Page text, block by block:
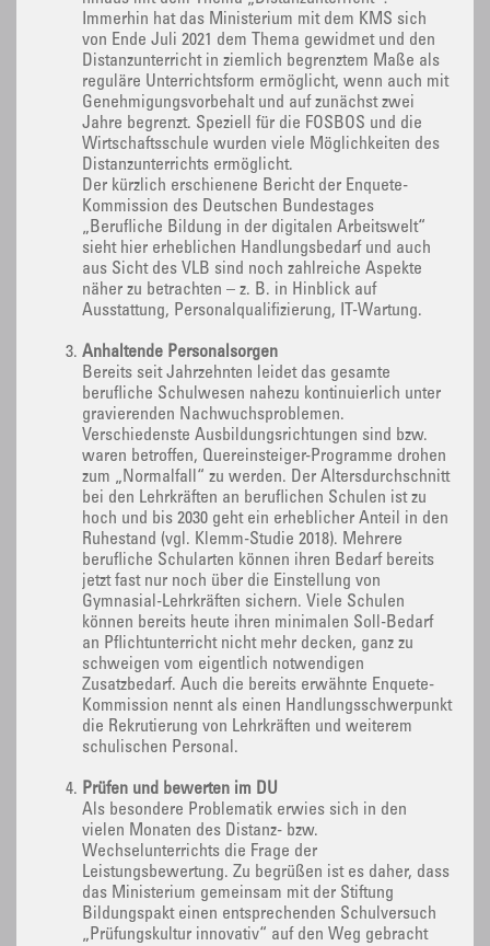
Immerhin hat das Ministerium mit dem KMS sich
von Ende Juli 2021 dem Thema gewidmet und den
Distanzunterricht in ziemlich begrenztem Maße als
reguläre Unterrichtsform ermöglicht, wenn auch mit
Genehmigungsvorbehalt und auf zunächst zwei
Jahre begrenzt. Speziell für die FOSBOS und die
Wirtschaftsschule wurden viele Möglichkeiten des
Distanzunterrichts ermöglicht.
Der kürzlich erschienene Bericht der Enquete-
Kommission des Deutschen Bundestages
„Berufliche Bildung in der digitalen Arbeitswelt“
sieht hier erheblichen Handlungsbedarf und auch
aus Sicht des VLB sind noch zahlreiche Aspekte
näher zu betrachten – z. B. in Hinblick auf
Ausstattung, Personalqualifizierung, IT-Wartung.
Anhaltende Personalsorgen
Bereits seit Jahrzehnten leidet das gesamte
berufliche Schulwesen nahezu kontinuierlich unter
gravierenden Nachwuchsproblemen.
Verschiedenste Ausbildungsrichtungen sind bzw.
waren betroffen, Quereinsteiger-Programme drohen
zum „Normalfall“ zu werden. Der Altersdurchschnitt
bei den Lehrkräften an beruflichen Schulen ist zu
hoch und bis 2030 geht ein erheblicher Anteil in den
Ruhestand (vgl. Klemm-Studie 2018). Mehrere
berufliche Schularten können ihren Bedarf bereits
jetzt fast nur noch über die Einstellung von
Gymnasial-Lehrkräften sichern. Viele Schulen
können bereits heute ihren minimalen Soll-Bedarf
an Pflichtunterricht nicht mehr decken, ganz zu
schweigen vom eigentlich notwendigen
Zusatzbedarf. Auch die bereits erwähnte Enquete-
Kommission nennt als einen Handlungsschwerpunkt
die Rekrutierung von Lehrkräften und weiterem
schulischen Personal.
Prüfen und bewerten im DU
Als besondere Problematik erwies sich in den
vielen Monaten des Distanz- bzw.
Wechselunterrichts die Frage der
Leistungsbewertung. Zu begrüßen ist es daher, dass
das Ministerium gemeinsam mit der Stiftung
Bildungspakt einen entsprechenden Schulversuch
„Prüfungskultur innovativ“ auf den Weg gebracht